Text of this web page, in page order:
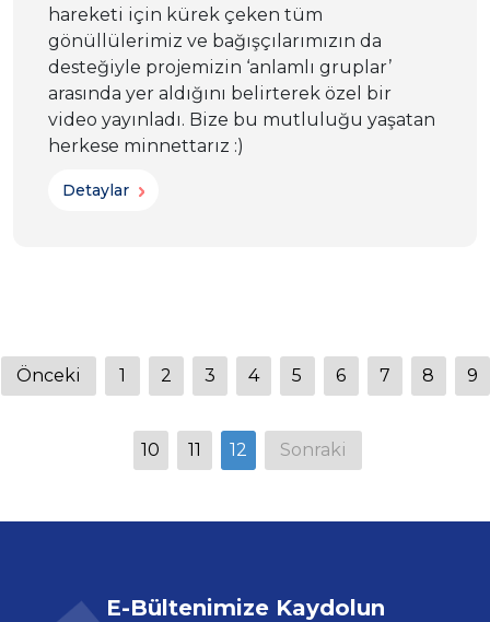
hareketi için kürek çeken tüm
gönüllülerimiz ve bağışçılarımızın da
desteğiyle projemizin ‘anlamlı gruplar’
arasında yer aldığını belirterek özel bir
video yayınladı. Bize bu mutluluğu yaşatan
herkese minnettarız :)
Detaylar
Önceki 1 2 3 4 5 6 7 8 9
10 11 12 Sonraki
E-Bültenimize Kaydolun